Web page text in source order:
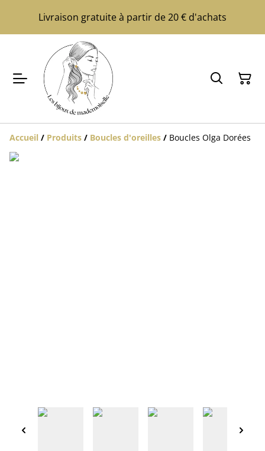
Livraison gratuite à partir de 20 € d'achats
Accueil / Produits / Boucles d'oreilles / Boucles Olga Dorées